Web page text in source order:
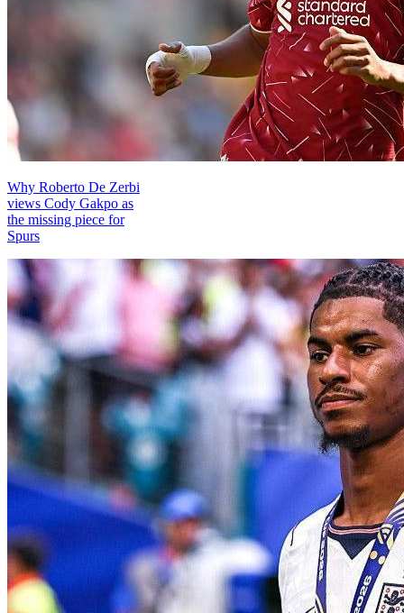
Why Roberto De Zerbi
views Cody Gakpo as
the missing piece for
Spurs